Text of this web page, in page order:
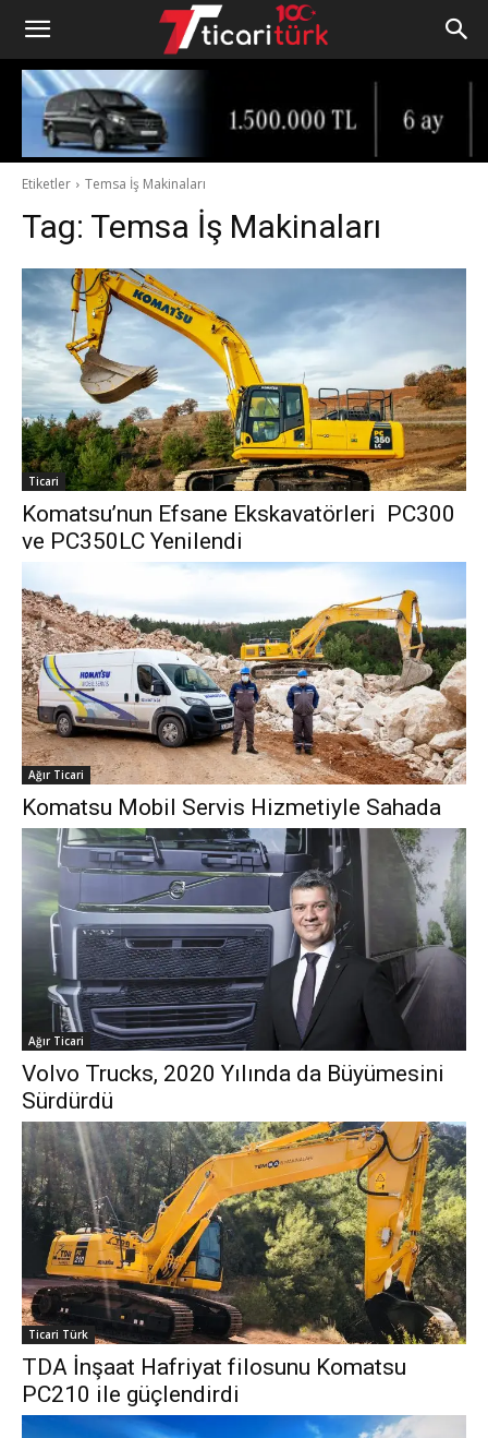
Etiketler Temsa İş Makinaları
Tag: Temsa İş Makinaları
Ticari
Komatsu’nun Efsane Ekskavatörleri PC300
ve PC350LC Yenilendi
Ağır Ticari
Komatsu Mobil Servis Hizmetiyle Sahada
Ağır Ticari
Volvo Trucks, 2020 Yılında da Büyümesini
Sürdürdü
Ticari Türk
TDA İnşaat Hafriyat filosunu Komatsu
PC210 ile güçlendirdi